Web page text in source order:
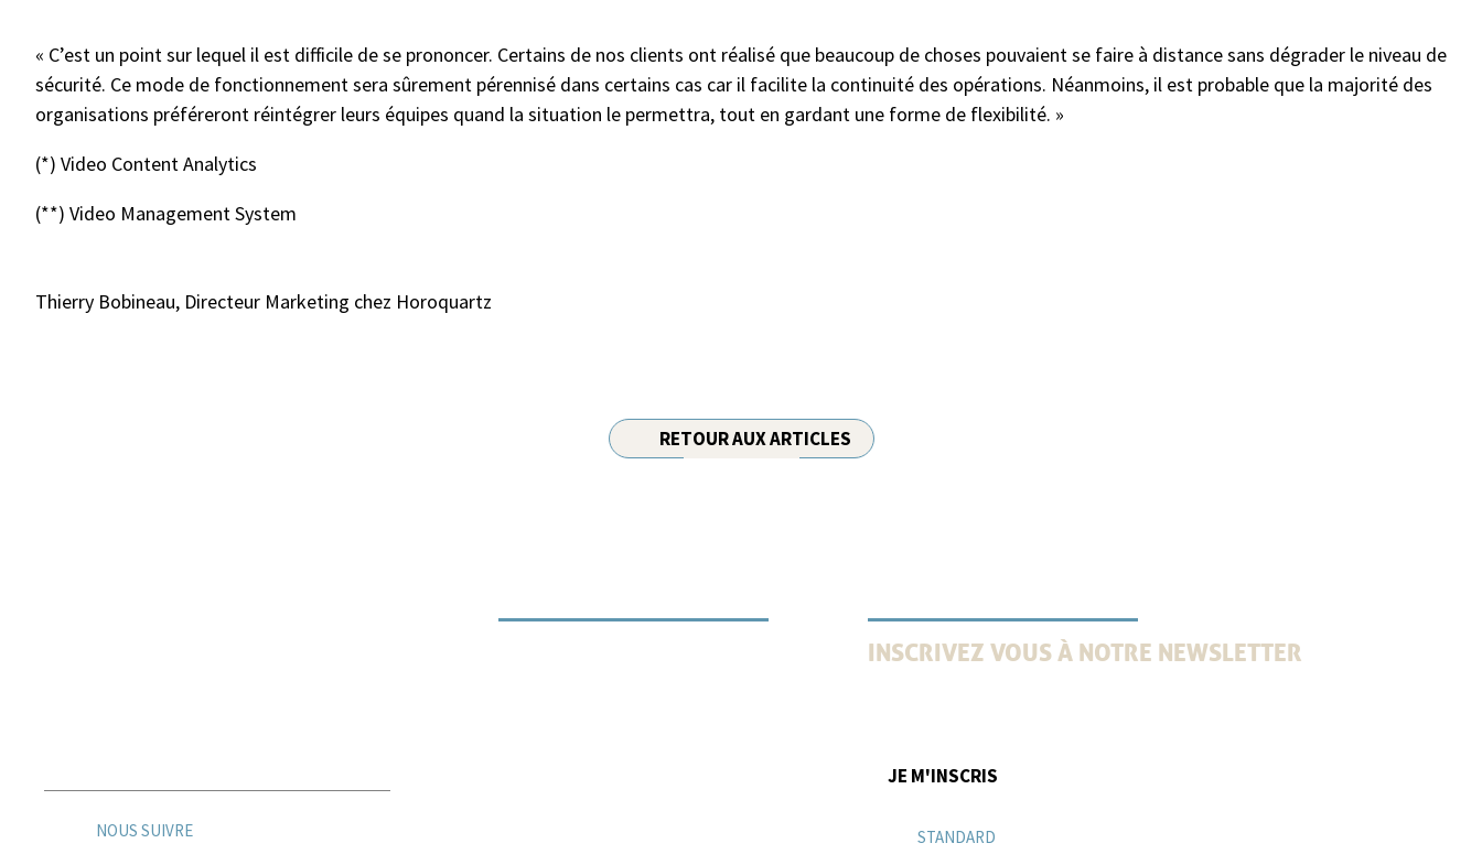
« C’est un point sur lequel il est difficile de se prononcer. Certains de nos clients ont réalisé que beaucoup de choses pouvaient se faire à distance sans dégrader le niveau de
sécurité. Ce mode de fonctionnement sera sûrement pérennisé dans certains cas car il facilite la continuité des opérations. Néanmoins, il est probable que la majorité des
organisations préféreront réintégrer leurs équipes quand la situation le permettra, tout en gardant une forme de flexibilité. »
(*) Video Content Analytics
(**) Video Management System
Thierry Bobineau, Directeur Marketing chez Horoquartz
RETOUR AUX ARTICLES
NOUS SUIVRE
INSCRIVEZ VOUS À NOTRE NEWSLETTER
JE M'INSCRIS
STANDARD